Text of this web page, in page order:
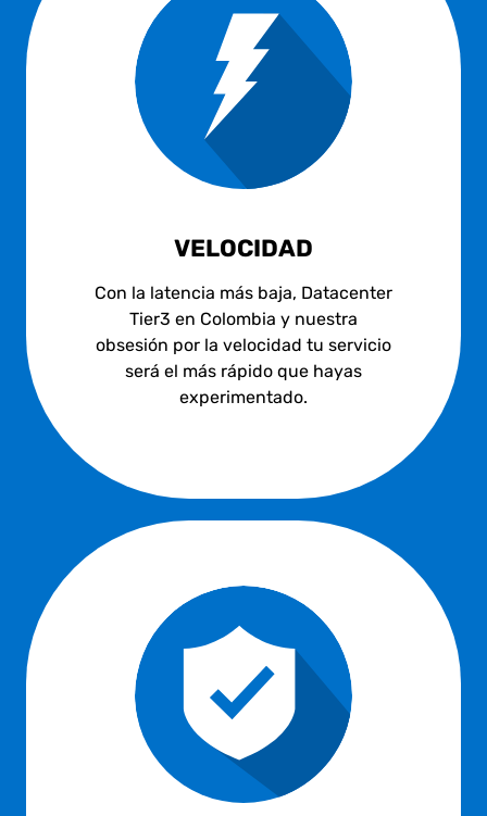
VELOCIDAD
Con la latencia más baja, Datacenter
Tier3 en Colombia y nuestra
obsesión por la velocidad tu servicio
será el más rápido que hayas
experimentado.